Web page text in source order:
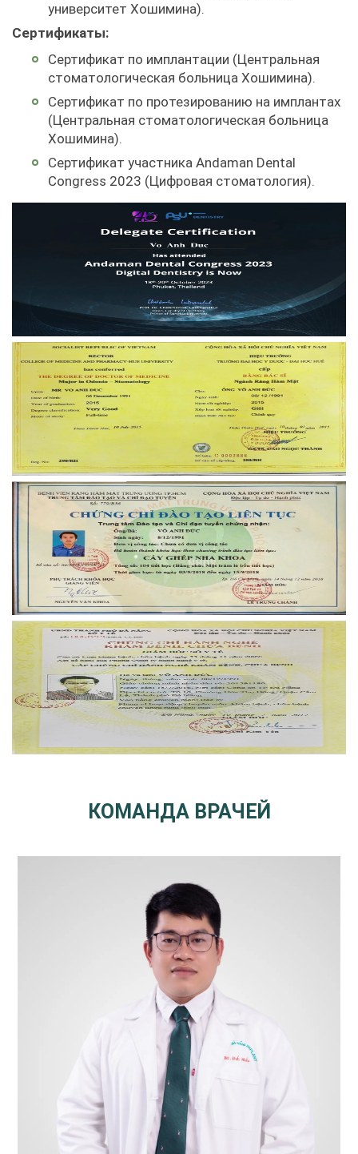
университет Хошимина).
Сертификаты:
Сертификат по имплантации (Центральная
стоматологическая больница Хошимина).
Сертификат по протезированию на имплантах
(Центральная стоматологическая больница
Хошимина).
Сертификат участника Andaman Dental
Congress 2023 (Цифровая стоматология).
КОМАНДА ВРАЧЕЙ